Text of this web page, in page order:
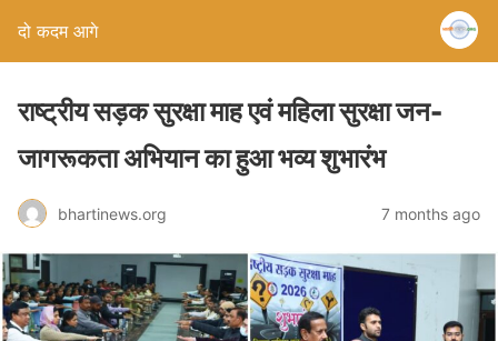
दो कदम आगे
राष्ट्रीय सड़क सुरक्षा माह एवं महिला सुरक्षा जन-
जागरूकता अभियान का हुआ भव्य शुभारंभ
bhartinews.org 7 months ago